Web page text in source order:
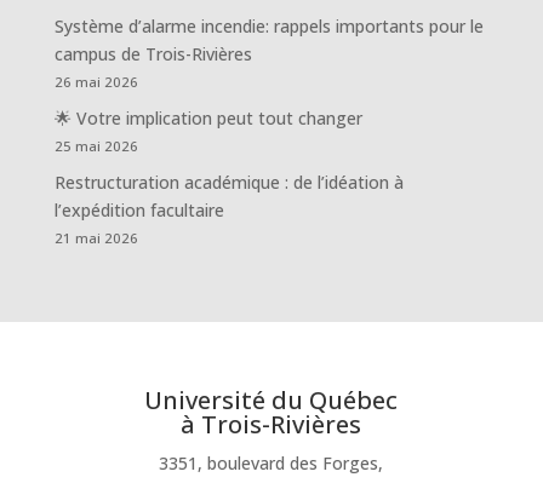
Système d’alarme incendie: rappels importants pour le
campus de Trois-Rivières
26 mai 2026
🌟 Votre implication peut tout changer
25 mai 2026
Restructuration académique : de l’idéation à
l’expédition facultaire
21 mai 2026
Université du Québec
à Trois-Rivières
3351, boulevard des Forges,